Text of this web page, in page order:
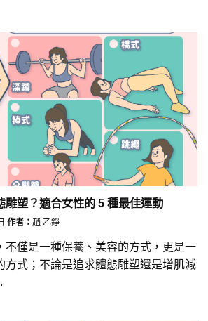
雕塑？適合女性的 5 種最佳運動
作者： 趙 乙錚
不僅是一種保養、美容的方式，更是一
方式；不論是追求體態雕塑還是增肌減